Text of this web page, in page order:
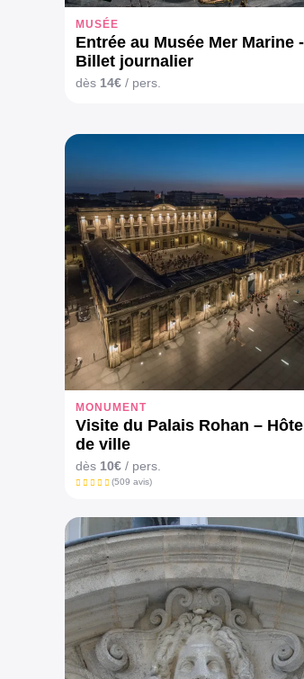
MUSÉE
Entrée au Musée Mer Marine -
Billet journalier
dès 14€ / pers.
MONUMENT
Visite du Palais Rohan – Hôtel
de ville
dès 10€ / pers.
(509 avis)